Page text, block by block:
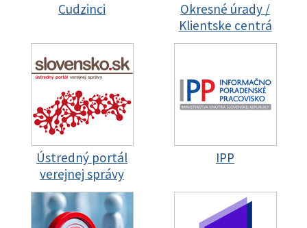
Cudzinci
Okresné úrady /
Klientske centrá
Ústredný portál
verejnej správy
IPP